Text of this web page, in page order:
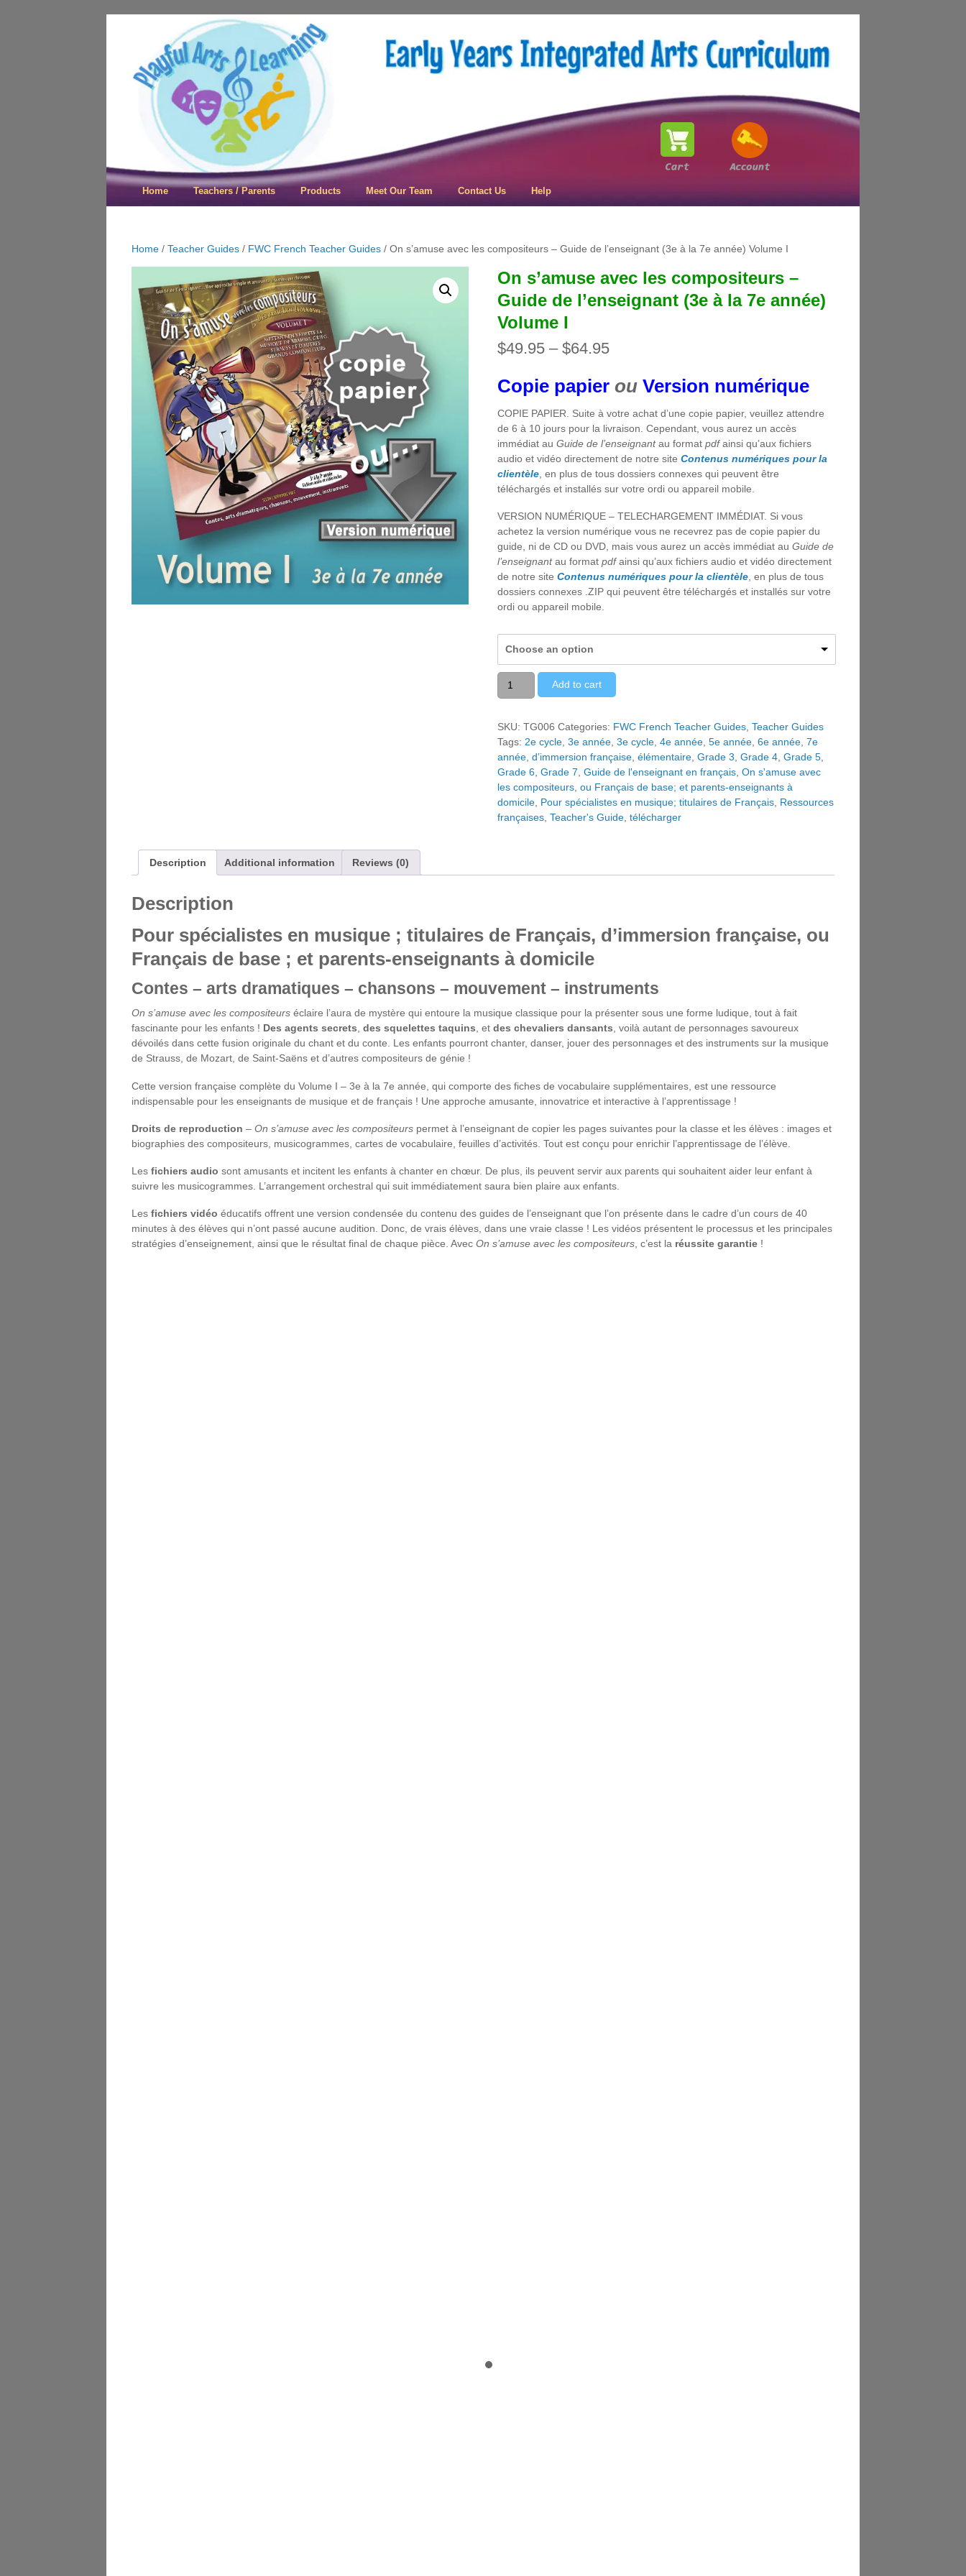
Playful Arts & Learning
Home Teachers / Parents Products Meet Our Team Contact Us Help
Home / Teacher Guides / FWC French Teacher Guides / On s’amuse avec les compositeurs – Guide de l’enseignant (3e à la 7e année) Volume I
On s’amuse avec les compositeurs –
Guide de l’enseignant (3e à la 7e année)
Volume I
$49.95 – $64.95Price
$49.95
through
$64.95
Copie papier ou Version numérique
COPIE PAPIER. Suite à votre achat d’une copie papier, veuillez attendre
de 6 à 10 jours pour la livraison. Cependant, vous aurez un accès
immédiat au Guide de l’enseignantau format pdfainsi qu’aux fichiers
audio et vidéo directement de notre site Contenus numériques pour la
clientèle, en plus de tous dossiers connexes qui peuvent être
téléchargés et installés sur votre ordi ou appareil mobile.
VERSION NUMÉRIQUE – TELECHARGEMENT IMMÉDIAT. Si vous
achetez la version numérique vous ne recevrez pas de copie papier du
guide, ni de CD ou DVD, mais vous aurez un accès immédiat au Guide de
l’enseignantau format pdfainsi qu’aux fichiers audio et vidéo directement
de notre site Contenus numériques pour la clientèle, en plus de tous
dossiers connexes .ZIP qui peuvent être téléchargés et installés sur votre
ordi ou appareil mobile.
Choose an option
On
s'amuse
les
compositeurs
-
Guide
de
l’enseignant
(3e
année)
Add to cart
SKU: TG006 Categories: FWC French Teacher Guides, Teacher Guides
Tags: 2e cycle, 3e année, 3e cycle, 4e année, 5e année, 6e année, 7e
année, d’immersion française, élémentaire, Grade 3 Grade 4, Grade 5,
Grade 6 Grade 7 Guide de l'enseignant en français, On s'amuse avec
les compositeurs, ou Français de base; et parents-enseignants à
domicile, Pour spécialistes en musique; titulaires de Français, Ressources
françaises, Teacher's Guide, télécharger
Description Additional information Reviews (0)
Description
Pour spécialistes en musique ; titulaires de Français, d’immersion française, ou
Français de base ; et parents-enseignants à domicile
Contes – arts dramatiques – chansons – mouvement – instruments
On s’amuse avec les compositeurs éclaire l’aura de mystère qui entoure la musique classique pour la présenter sous une forme ludique, tout à fait
fascinante pour les enfants ! Des agents secrets, des squelettes taquins, et des chevaliers dansants, voilà autant de personnages savoureux
dévoilés dans cette fusion originale du chant et du conte. Les enfants pourront chanter, danser, jouer des personnages et des instruments sur la musique
de Strauss, de Mozart, de Saint-Saëns et d’autres compositeurs de génie !
Cette version française complète du Volume I – 3e à la 7e année, qui comporte des fiches de vocabulaire supplémentaires, est une ressource
indispensable pour les enseignants de musique et de français ! Une approche amusante, innovatrice et interactive à l’apprentissage !
Droits de reproduction – On s’amuse avec les compositeurs permet à l’enseignant de copier les pages suivantes pour la classe et les élèves : images et
biographies des compositeurs, musicogrammes, cartes de vocabulaire, feuilles d’activités. Tout est conçu pour enrichir l’apprentissage de l’élève.
Les fichiers audio sont amusants et incitent les enfants à chanter en chœur. De plus, ils peuvent servir aux parents qui souhaitent aider leur enfant à
suivre les musicogrammes. L’arrangement orchestral qui suit immédiatement saura bien plaire aux enfants.
Les fichiers vidéo éducatifs offrent une version condensée du contenu des guides de l’enseignant que l’on présente dans le cadre d’un cours de 40
minutes à des élèves qui n’ont passé aucune audition. Donc, de vrais élèves, dans une vraie classe ! Les vidéos présentent le processus et les principales
stratégies d’enseignement, ainsi que le résultat final de chaque pièce. Avec On s’amuse avec les compositeurs, c’est la réussite garantie !